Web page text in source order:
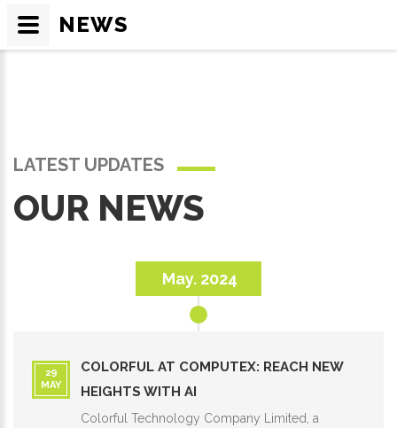
LATEST UPDATES
OUR NEWS
May. 2024
29
MAY
COLORFUL AT COMPUTEX: REACH NEW
HEIGHTS WITH AI
Colorful Technology Company Limited, a
NEWS